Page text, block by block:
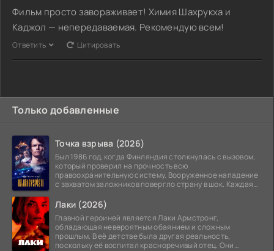
Фильм просто завораживает! Химия Шахрукха и
Каджол — непередаваемая. Рекомендую всем!
Ответить Цитировать
Только добавленные
Точка взрыва (2026)
Был 1986 год, когда Финляндия столкнулась с вызовом,
который проверил на прочность всю
правоохранительную систему. Вооруженное нападение
с захватом заложников повергло страну в шок. Каждая
Лаки (2026)
Главной героиней является Лаки Армстронг,
обладающая невероятным обаянием и сложным
прошлым. В её детстве была другая реальность,
поскольку её воспитал красноречивый отец. Они